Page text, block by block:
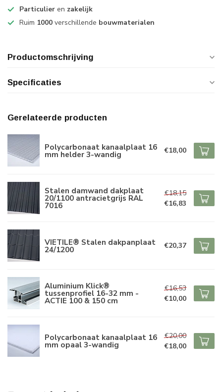
Particulier en zakelijk
Ruim 1000 verschillende bouwmaterialen
Productomschrijving
Specificaties
Gerelateerde producten
Polycarbonaat kanaalplaat 16
mm helder 3-wandig €18,00
Stalen damwand dakplaat
20/1100 antracietgrijs RAL
7016
€18,15
€16,83
VIETILE® Stalen dakpanplaat
24/1200 €20,37
Aluminium Klick®
tussenprofiel 16-32 mm -
ACTIE 100 & 150 cm
€16,53
€10,00
Polycarbonaat kanaalplaat 16
mm opaal 3-wandig
€20,00
€18,00